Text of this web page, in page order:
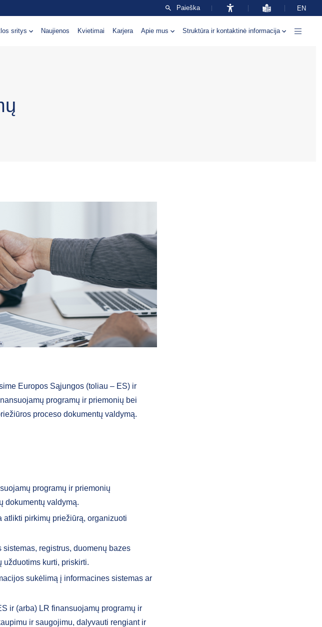
Paieška EN
sritys Naujienos Kvietimai Karjera Apie mus Struktūra ir kontaktinė informacija
Europos Sąjungos (toliau – ES) ir
programų ir priemonių bei
proceso dokumentų valdymą.
programų ir priemonių
dokumentų valdymą.
pirkimų priežiūrą, organizuoti
registrus, duomenų bazes
kurti, priskirti.
sukėlimą į informacines sistemas ar
ir (arba) LR finansuojamų programų ir
ir saugojimu, dalyvauti rengiant ir